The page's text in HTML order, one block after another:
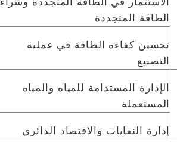
الطاقة المتجددة
تحسين كفاءة الطاقة في عملية
التصنيع
الإدارة المستدامة للمياه والمياه
المستعملة
إدارة النفايات والاقتصاد الدائري